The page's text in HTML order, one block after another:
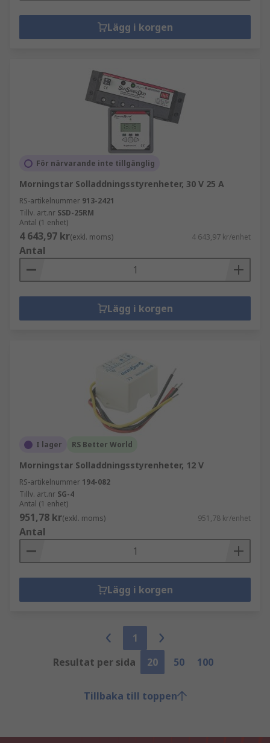
Lägg i korgen
För närvarande inte tillgänglig
Morningstar Solladdningsstyrenheter, 30 V 25 A
RS-artikelnummer 913-2421
Tillv. art.nr SSD-25RM
Antal (1 enhet)
4 643,97 kr(exkl. moms) 4 643,97 kr/enhet
Antal
Lägg i korgen
I lager RS Better World
Morningstar Solladdningsstyrenheter, 12 V
RS-artikelnummer 194-082
Tillv. art.nr SG-4
Antal (1 enhet)
951,78 kr(exkl. moms) 951,78 kr/enhet
Antal
Lägg i korgen
1
Resultat per sida
20 50 100
Tillbaka till toppen